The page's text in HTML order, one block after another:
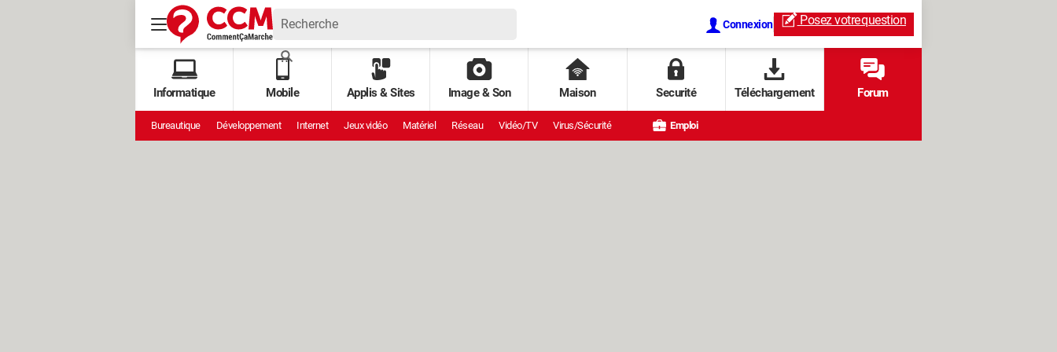
Connexion Posez votrequestion
Informatique Mobile Applis & Sites Image & Son Maison Securité Téléchargement Forum
Bureautique Développement Internet Jeux vidéo Matériel Réseau Vidéo/TV Virus/Sécurité Emploi